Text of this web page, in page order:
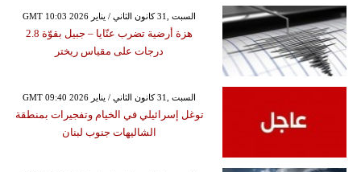
GMT 10:03 2026 السبت ,31 كانون الثاني / يناير
هزة أرضية تضرب عنّايا – جبيل بقوّة 2.8
درجات على مقياس ريختر
GMT 09:40 2026 السبت ,31 كانون الثاني / يناير
توغل إسرائيلي في الخيام وتفجيرات بمنطقة
الشاليهات جنوب لبنان